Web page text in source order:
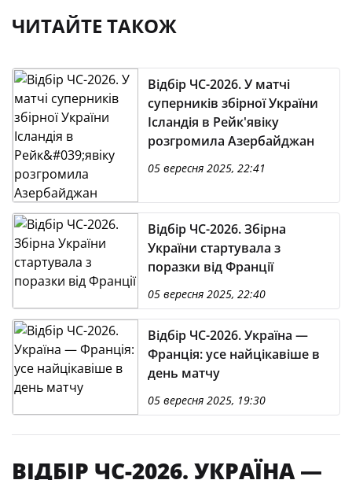
ЧИТАЙТЕ ТАКОЖ
Відбір ЧС-2026. У матчі
суперників збірної України
Ісландія в Рейк'явіку
розгромила Азербайджан
05 вересня 2025, 22:41
Відбір ЧС-2026. Збірна
України стартувала з
поразки від Франції
05 вересня 2025, 22:40
Відбір ЧС-2026. Україна —
Франція: усе найцікавіше в
день матчу
05 вересня 2025, 19:30
ВІДБІР ЧС-2026. УКРАЇНА —